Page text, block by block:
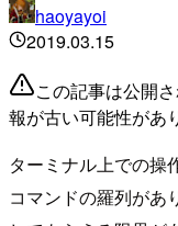
haoyayoi
2019.03.15
この記事は公開
報が古い可能性があ
ターミナル上での操
コマンドの羅列があ